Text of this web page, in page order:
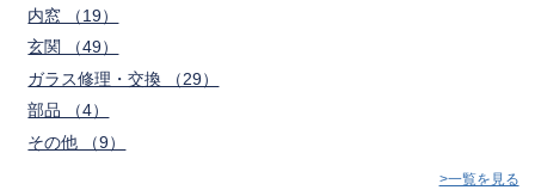
内窓 （19）
玄関 （49）
ガラス修理・交換 （29）
部品 （4）
その他 （9）
>一覧を見る